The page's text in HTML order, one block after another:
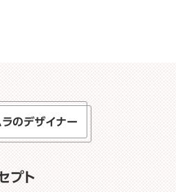
ラのデザイナー
プト